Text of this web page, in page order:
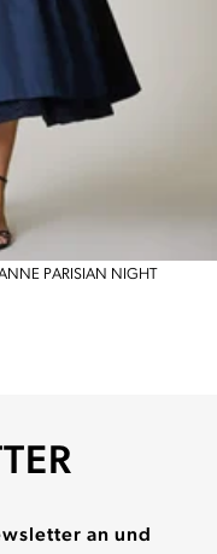
PARISIAN NIGHT
an und